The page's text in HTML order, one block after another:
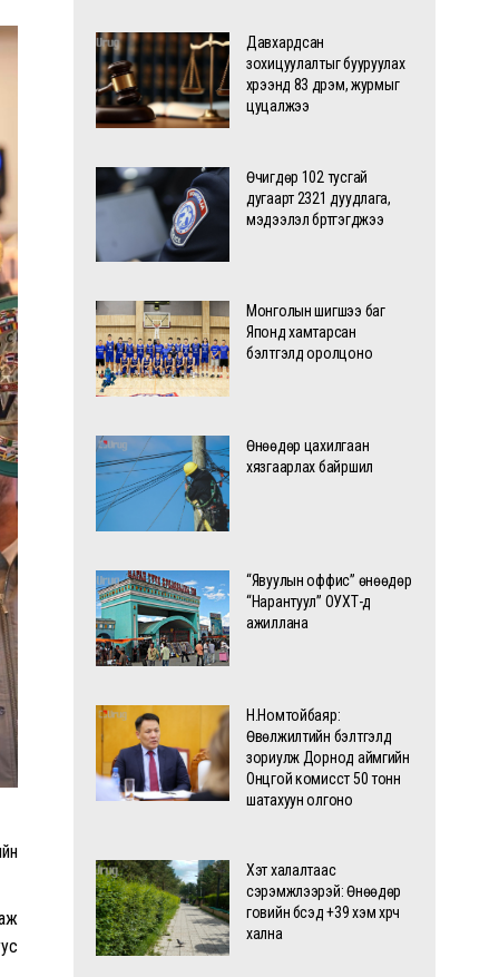
Давхардсан
зохицуулалтыг бууруулах
хүрээнд 83 дүрэм, журмыг
цуцалжээ
Өчигдөр 102 тусгай
дугаарт 2321 дуудлага,
мэдээлэл бүртгэгджээ
Монголын шигшээ баг
Японд хамтарсан
бэлтгэлд оролцоно
Өнөөдөр цахилгаан
хязгаарлах байршил
“Явуулын оффис” өнөөдөр
“Нарантуул” ОУХТ-д
ажиллана
Н.Номтойбаяр:
Өвөлжилтийн бэлтгэлд
зориулж Дорнод аймгийн
Онцгой комисст 50 тонн
шатахуун олгоно
Хэт халалтаас
сэрэмжлээрэй: Өнөөдөр
говийн бүсэд +39 хэм хүрч
хална